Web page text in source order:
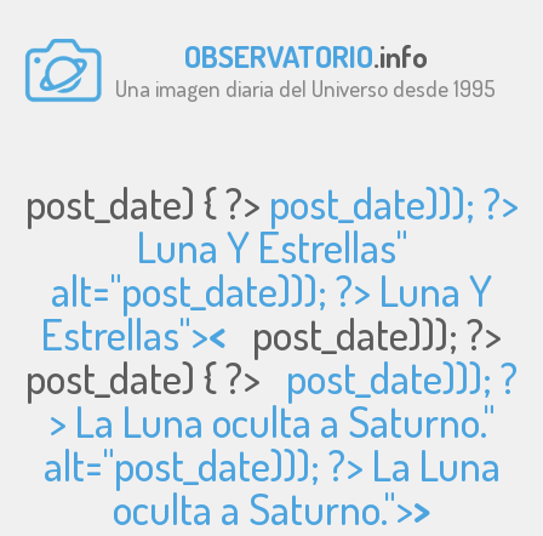
OBSERVATORIO.info
Una imagen diaria del Universo desde 1995
post_date) { ?> post_date))); ?>
Luna Y Estrellas"
alt="post_date))); ?> Luna Y
Estrellas">< post_date))); ?>
post_date) { ?> post_date))); ?
> La Luna oculta a Saturno."
alt="post_date))); ?> La Luna
oculta a Saturno.">>